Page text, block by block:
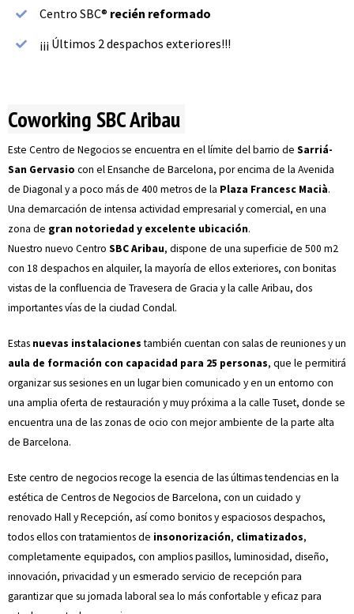
Centro SBC® recién reformado
¡¡¡ Últimos 2 despachos exteriores!!!
Coworking SBC Aribau
Este Centro de Negocios se encuentra en el límite del barrio de Sarriá-
San Gervasio con el Ensanche de Barcelona, por encima de la Avenida
de Diagonal y a poco más de 400 metros de la Plaza Francesc Macià.
Una demarcación de intensa actividad empresarial y comercial, en una
zona de gran notoriedad y excelente ubicación.
Nuestro nuevo Centro SBC Aribau, dispone de una superficie de 500 m2
con 18 despachos en alquiler, la mayoría de ellos exteriores, con bonitas
vistas de la confluencia de Travesera de Gracia y la calle Aribau, dos
importantes vías de la ciudad Condal.
Estas nuevas instalacionestambién cuentan con salas de reuniones y un
aula de formación con capacidad para 25 personas, que le permitirá
organizar sus sesiones en un lugar bien comunicado y en un entorno con
una amplia oferta de restauración y muy próxima a la calle Tuset, donde se
encuentra una de las zonas de ocio con mejor ambiente de la parte alta
de Barcelona.
Este centro de negocios recoge la esencia de las últimas tendencias en la
estética de Centros de Negocios de Barcelona, con un cuidado y
renovado Hall y Recepción, así como bonitos y espaciosos despachos,
todos ellos con tratamientos de insonorización, climatizados,
completamente equipados, con amplios pasillos, luminosidad, diseño,
innovación, privacidad y un esmerado servicio de recepción para
garantizar que su jornada laboral sea lo más confortable y eficaz para